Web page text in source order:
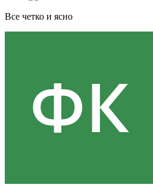
Все четко и ясно